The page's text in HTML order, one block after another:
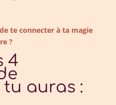
te connecter à ta magie
?
4
auras :